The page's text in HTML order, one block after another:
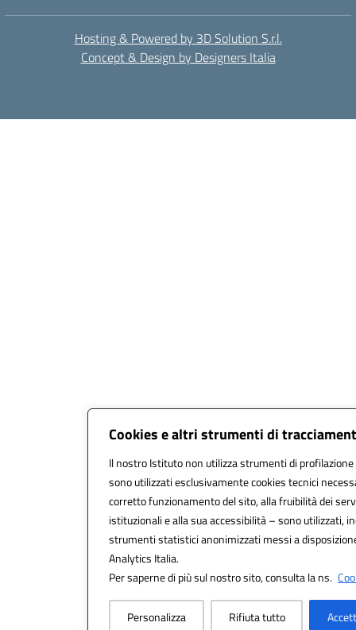
Cookies e altri strumenti di
Il nostro Istituto non utilizza strumenti di
sono utilizzati esclusivamente cookies tecnici
corretto funzionamento del sito, alla fruibilità dei
istituzionali e alla sua accessibilità – sono utilizzati,
strumenti statistici anonimizzati messi a
Analytics Italia.
Per saperne di più sul nostro sito, consulta la ns.
Personalizza Rifiuta tutto
Hosting & Powered by 3D Solution S.r.l.
Concept & Design by Designers Italia